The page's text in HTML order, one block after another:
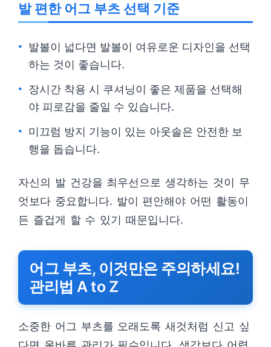
발 편한 어그 부츠 선택 기준
발볼이 넓다면 발볼이 여유로운 디자인을 선택
하는 것이 좋습니다.
장시간 착용 시 쿠셔닝이 좋은 제품을 선택해
야 피로감을 줄일 수 있습니다.
미끄럼 방지 기능이 있는 아웃솔은 안전한 보
행을 돕습니다.
자신의 발 건강을 최우선으로 생각하는 것이 무
엇보다 중요합니다. 발이 편안해야 어떤 활동이
든 즐겁게 할 수 있기 때문입니다.
어그 부츠, 이것만은 주의하세요!
관리법 A to Z
소중한 어그 부츠를 오래도록 새것처럼 신고 싶